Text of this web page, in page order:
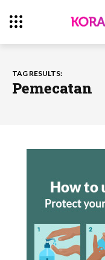
TAG RESULTS:
Pemecatan